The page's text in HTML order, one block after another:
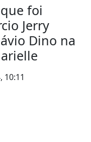
foi
Jerry
Dino na
10:11